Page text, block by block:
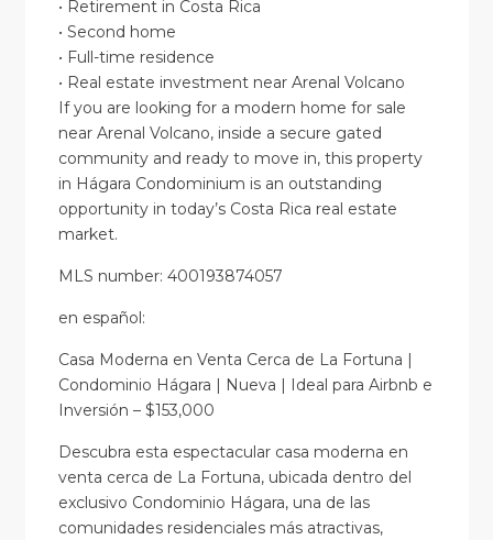
• Retirement in Costa Rica
• Second home
• Full-time residence
• Real estate investment near Arenal Volcano
If you are looking for a modern home for sale
near Arenal Volcano, inside a secure gated
community and ready to move in, this property
in Hágara Condominium is an outstanding
opportunity in today’s Costa Rica real estate
market.
MLS number: 400193874057
en español:
Casa Moderna en Venta Cerca de La Fortuna |
Condominio Hágara | Nueva | Ideal para Airbnb e
Inversión – $153,000
Descubra esta espectacular casa moderna en
venta cerca de La Fortuna, ubicada dentro del
exclusivo Condominio Hágara, una de las
comunidades residenciales más atractivas,